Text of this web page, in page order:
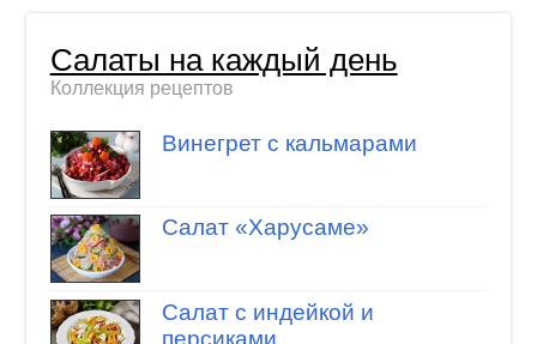
Салаты на каждый день
Коллекция рецептов
Винегрет с кальмарами
Салат «Харусаме»
Салат с индейкой и
персиками